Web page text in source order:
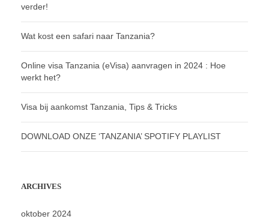
verder!
Wat kost een safari naar Tanzania?
Online visa Tanzania (eVisa) aanvragen in 2024 : Hoe
werkt het?
Visa bij aankomst Tanzania, Tips & Tricks
DOWNLOAD ONZE ‘TANZANIA’ SPOTIFY PLAYLIST
ARCHIVES
oktober 2024